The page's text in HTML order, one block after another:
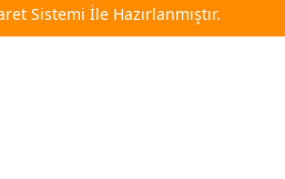
Sistemi İle Hazırlanmıştır.